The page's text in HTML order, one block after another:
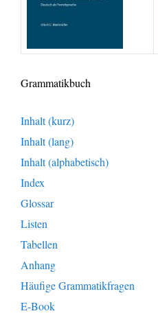
Grammatikbuch
Inhalt (kurz)
Inhalt (lang)
Inhalt (alphabetisch)
Index
Glossar
Listen
Tabellen
Anhang
Häufige Grammatikfragen
E-Book